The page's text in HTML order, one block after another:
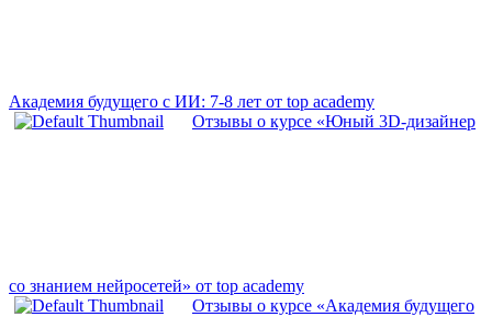
Академия будущего с ИИ: 7-8 лет от top academy
Отзывы о курсе «Юный 3D-дизайнер
со знанием нейросетей» от top academy
Отзывы о курсе «Академия будущего